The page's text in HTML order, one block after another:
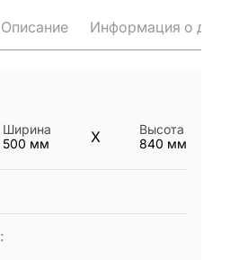
Описание Информация о
Ширина
500 мм X
Высота
840 мм
: